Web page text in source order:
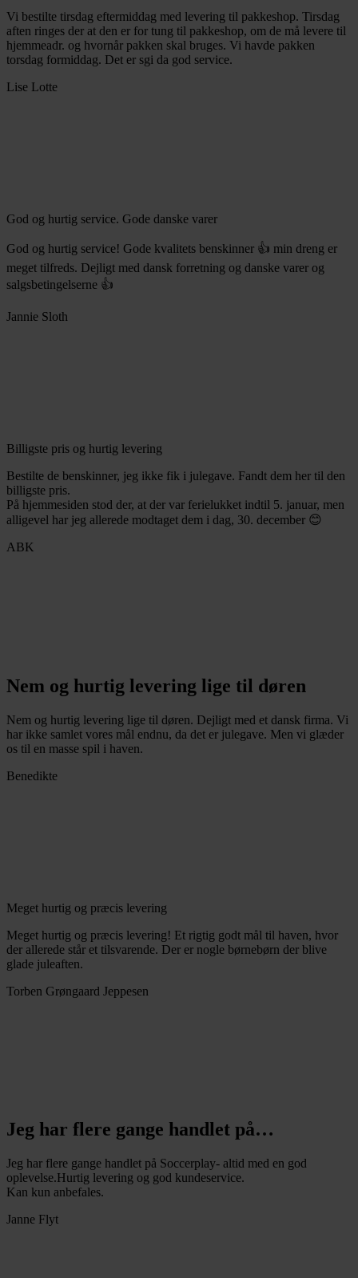
Vi bestilte tirsdag eftermiddag med levering til pakkeshop. Tirsdag
aften ringes der at den er for tung til pakkeshop, om de må levere til
hjemmeadr. og hvornår pakken skal bruges. Vi havde pakken
torsdag formiddag. Det er sgi da god service.
Lise Lotte
God og hurtig service. Gode danske varer
God og hurtig service! Gode kvalitets benskinner 👍 min dreng er
meget tilfreds. Dejligt med dansk forretning og danske varer og
salgsbetingelserne 👍
Jannie Sloth
Billigste pris og hurtig levering
Bestilte de benskinner, jeg ikke fik i julegave. Fandt dem her til den
billigste pris.
På hjemmesiden stod der, at der var ferielukket indtil 5. januar, men
alligevel har jeg allerede modtaget dem i dag, 30. december 😊
ABK
Nem og hurtig levering lige til døren
Nem og hurtig levering lige til døren. Dejligt med et dansk firma. Vi
har ikke samlet vores mål endnu, da det er julegave. Men vi glæder
os til en masse spil i haven.
Benedikte
Meget hurtig og præcis levering
Meget hurtig og præcis levering! Et rigtig godt mål til haven, hvor
der allerede står et tilsvarende. Der er nogle børnebørn der blive
glade juleaften.
Torben Grøngaard Jeppesen
Jeg har flere gange handlet på…
Jeg har flere gange handlet på Soccerplay- altid med en god
oplevelse.Hurtig levering og god kundeservice.
Kan kun anbefales.
Janne Flyt